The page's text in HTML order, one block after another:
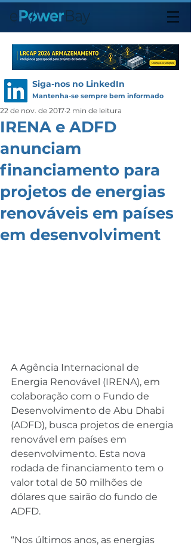
Siga-nos no LinkedIn
Mantenha-se sempre bem informado
IRENA e ADFD
anunciam
financiamento para
projetos de energias
renováveis em países
em desenvolviment
22 de nov. de 2017 2 min de leitura
A Agência Internacional de
Energia Renovável (IRENA), em
colaboração com o Fundo de
Desenvolvimento de Abu Dhabi
(ADFD), busca projetos de energia
renovável em países em
desenvolvimento. Esta nova
rodada de financiamento tem o
valor total de 50 milhões de
dólares que sairão do fundo de
ADFD.
“Nos últimos anos, as energias